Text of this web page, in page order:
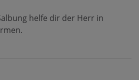
helfe dir der Herr in